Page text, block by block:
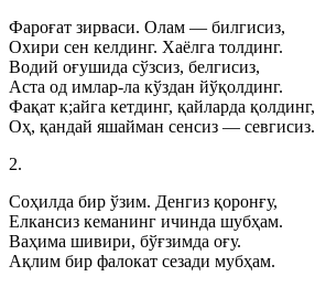
Фароғат зирваси. Олам — билгисиз,
Охири сен келдинг. Хаёлга толдинг.
Водий оғушида сўзсиз, белгисиз,
Аста од имлар-ла кўздан йўқолдинг.
Фақат к;айга кетдинг, қайларда қолдинг,
Оҳ, қандай яшайман сенсиз — севгисиз.
2.
Соҳилда бир ўзим. Денгиз қоронғу,
Елкансиз кеманинг ичинда шубҳам.
Ваҳима шивири, бўғзимда оғу.
Ақлим бир фалокат сезади мубҳам.